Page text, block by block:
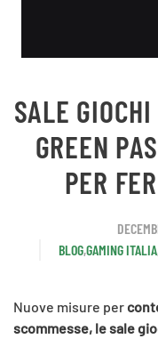
SALE
GREEN
PER
BLOG,GAMING ITALIA
Nuove misure per
scommesse, le sale